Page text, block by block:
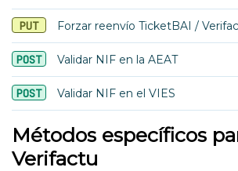
PUT Forzar reenvío TicketBAI /
POST Validar NIF en la AEAT
POST Validar NIF en el VIES
Métodos específicos
Verifactu